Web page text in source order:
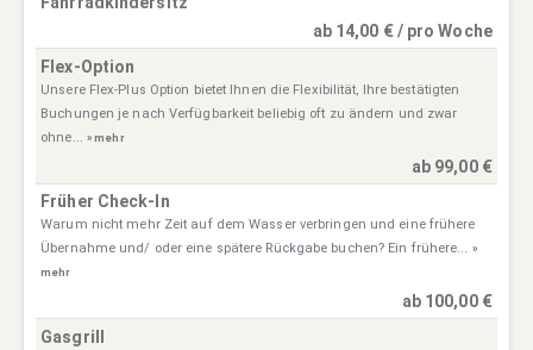
ab 14,00 € / pro Woche
Flex-Option
Unsere Flex-Plus Option bietet Ihnen die Flexibilität, Ihre bestätigten
Buchungen je nach Verfügbarkeit beliebig oft zu ändern und zwar
ohne...
» mehr
ab 99,00 €
Früher Check-In
Warum nicht mehr Zeit auf dem Wasser verbringen und eine frühere
Übernahme und/ oder eine spätere Rückgabe buchen? Ein frühere... »
mehr
ab 100,00 €
Gasgrill